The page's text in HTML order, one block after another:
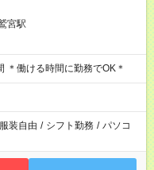
宮駅
＊働ける時間に勤務でOK＊
服装自由 / シフト勤務 / パソコ